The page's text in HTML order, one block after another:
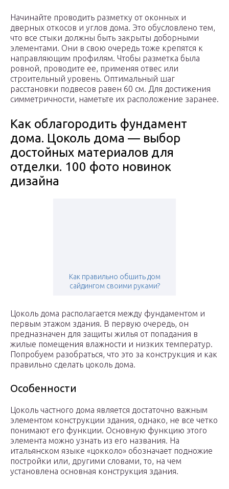
Начинайте проводить разметку от оконных и
дверных откосов и углов дома. Это обусловлено тем,
что все стыки должны быть закрыты доборными
элементами. Они в свою очередь тоже крепятся к
направляющим профилям. Чтобы разметка была
ровной, проводите ее, применяя отвес или
строительный уровень. Оптимальный шаг
расстановки подвесов равен 60 см. Для достижения
симметричности, наметьте их расположение заранее.
Как облагородить фундамент
дома. Цоколь дома — выбор
достойных материалов для
отделки. 100 фото новинок
дизайна
Как правильно обшить дом
сайдингом своими руками?
Цоколь дома располагается между фундаментом и
первым этажом здания. В первую очередь, он
предназначен для защиты жилья от попадания в
жилые помещения влажности и низких температур.
Попробуем разобраться, что это за конструкция и как
правильно сделать цоколь дома.
Особенности
Цоколь частного дома является достаточно важным
элементом конструкции здания, однако, не все четко
понимают его функции. Основную функцию этого
элемента можно узнать из его названия. На
итальянском языке «цокколо» обозначает подножие
постройки или, другими словами, то, на чем
установлена основная конструкция здания.